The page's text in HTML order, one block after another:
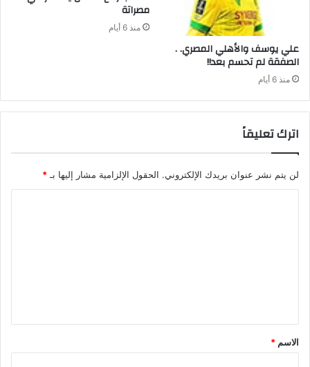
علي‭ ‬يوسف‭ ‬والأهلي‭ ‬المصري‭ . .
‬الصفقة‭ ‬لم‭ ‬تحسم‭ ‬بعد‭ !!‬
منذ 6 أيام
‬مصراتة‭ ‬
منذ 6 أيام
اترك تعليقاً
لن يتم نشر عنوان بريدك الإلكتروني. الحقول الإلزامية مشار إليها بـ *
ق
*
الاسم *